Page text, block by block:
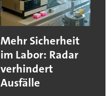
Mehr Sicherheit
im Labor: Radar
verhindert
Ausfälle